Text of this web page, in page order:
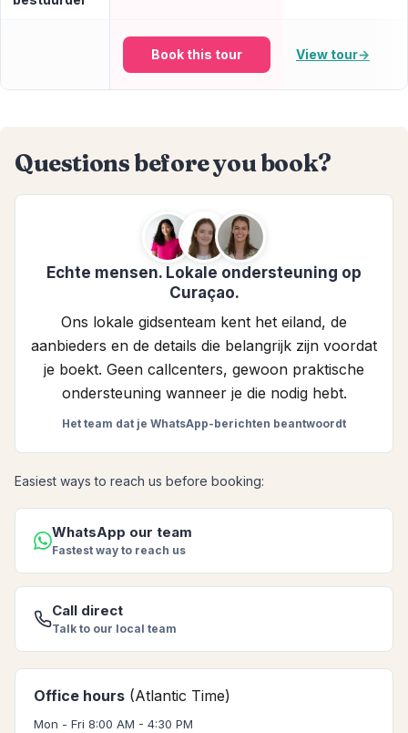
Book this tour View tour→
Questions before you book?
Echte mensen. Lokale ondersteuning op
Curaçao.
Ons lokale gidsenteam kent het eiland, de
aanbieders en de details die belangrijk zijn voordat
je boekt. Geen callcenters, gewoon praktische
ondersteuning wanneer je die nodig hebt.
Het team dat je WhatsApp-berichten beantwoordt
Easiest ways to reach us before booking:
WhatsApp our team
Fastest way to reach us
Call direct
Talk to our local team
Office hours (Atlantic Time)
Mon - Fri 8:00 AM - 4:30 PM